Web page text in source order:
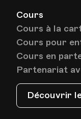
Lieu
HEP -
1005,
Av. de
Date
Cours
Cours à la
Cours pour
Cours en
Partenariat
Découvrir